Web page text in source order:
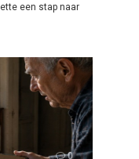
een stap naar
0